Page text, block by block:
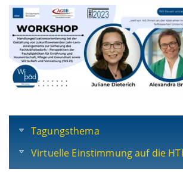
Tagungsthema
Virtuelle Einstimmung auf die